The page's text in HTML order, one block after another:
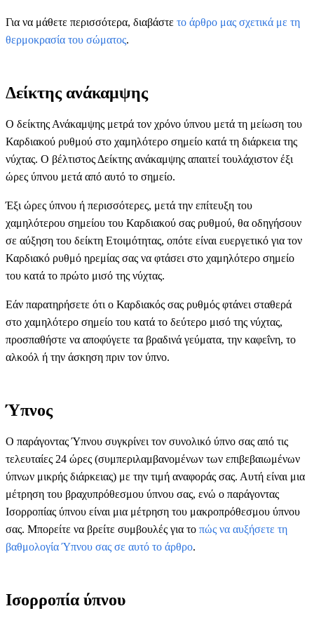
Για να μάθετε περισσότερα, διαβάστε το άρθρο μας σχετικά με τη
θερμοκρασία του σώματος.
Δείκτης ανάκαμψης
Ο δείκτης Ανάκαμψης μετρά τον χρόνο ύπνου μετά τη μείωση του
Καρδιακού ρυθμού στο χαμηλότερο σημείο κατά τη διάρκεια της
νύχτας. Ο βέλτιστος Δείκτης ανάκαμψης απαιτεί τουλάχιστον έξι
ώρες ύπνου μετά από αυτό το σημείο.
Έξι ώρες ύπνου ή περισσότερες, μετά την επίτευξη του
χαμηλότερου σημείου του Καρδιακού σας ρυθμού, θα οδηγήσουν
σε αύξηση του δείκτη Ετοιμότητας, οπότε είναι ευεργετικό για τον
Καρδιακό ρυθμό ηρεμίας σας να φτάσει στο χαμηλότερο σημείο
του κατά το πρώτο μισό της νύχτας.
Εάν παρατηρήσετε ότι ο Καρδιακός σας ρυθμός φτάνει σταθερά
στο χαμηλότερο σημείο του κατά το δεύτερο μισό της νύχτας,
προσπαθήστε να αποφύγετε τα βραδινά γεύματα, την καφεΐνη, το
αλκοόλ ή την άσκηση πριν τον ύπνο.
Ύπνος
Ο παράγοντας Ύπνου συγκρίνει τον συνολικό ύπνο σας από τις
τελευταίες 24 ώρες (συμπεριλαμβανομένων των επιβεβαιωμένων
ύπνων μικρής διάρκειας) με την τιμή αναφοράς σας. Αυτή είναι μια
μέτρηση του βραχυπρόθεσμου ύπνου σας, ενώ ο παράγοντας
Ισορροπίας ύπνου είναι μια μέτρηση του μακροπρόθεσμου ύπνου
σας. Μπορείτε να βρείτε συμβουλές για το πώς να αυξήσετε τη
βαθμολογία Ύπνου σας σε αυτό το άρθρο.
Ισορροπία ύπνου